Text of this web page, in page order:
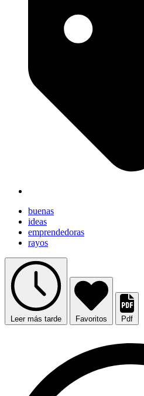
buenas
ideas
emprendedoras
rayos
Leer más tarde Favoritos Pdf